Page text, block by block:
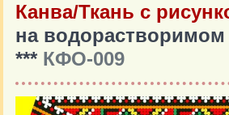
Канва/Ткань с
на
*** КФО-009